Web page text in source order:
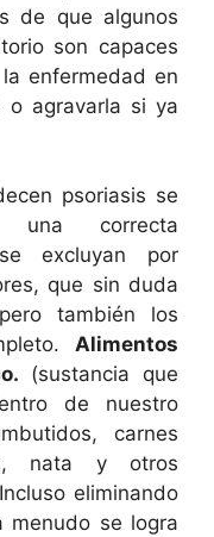
de que algunos
son capaces
enfermedad en
o agravarla si ya
psoriasis se
una correcta
excluyan por
que sin duda
también los
Alimentos
(sustancia que
de nuestro
carnes
nata y otros
eliminando
menudo se logra